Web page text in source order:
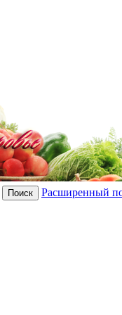
Расширенный